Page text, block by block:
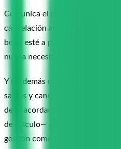
Comunica el precio sin rodeos.
cancelación antes de que haga
bono esté a punto de agotarse.
nunca necesitarás leer lo que
Y si además quieres tener un
saldos y cancelaciones que
de lo acordado —sin depender
de cálculo— eso es exactamente
gestión como tusalumnos.